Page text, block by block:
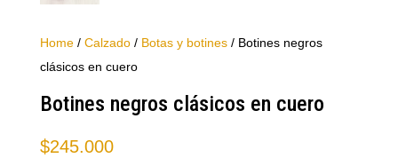
Home/ Calzado/ Botas y botines/ Botines negros
clásicos en cuero
Botines negros clásicos en cuero
$245.000